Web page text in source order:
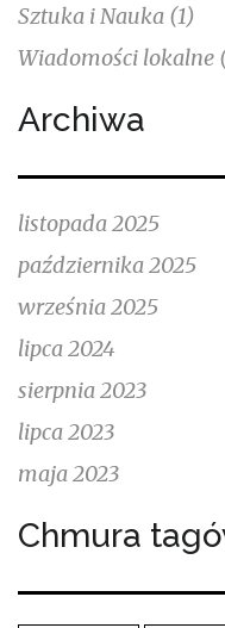
Sztuka i Nauka (1)
Wiadomości lokalne
Archiwa
listopada 2025
października 2025
września 2025
lipca 2024
sierpnia 2023
lipca 2023
maja 2023
Chmura